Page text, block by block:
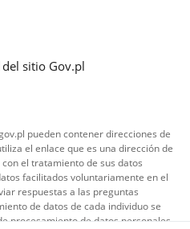
sitio Gov.pl
pueden contener direcciones de
el enlace que es una dirección de
el tratamiento de sus datos
facilitados voluntariamente en el
respuestas a las preguntas
de datos de cada individuo se
procesamiento de datos personales.